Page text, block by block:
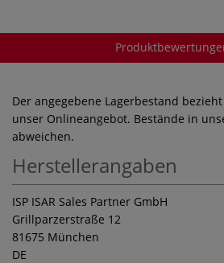
Der angegebene Lagerbestand
unser Onlineangebot. Bestände in
abweichen.
Herstellerangaben
ISP ISAR Sales Partner GmbH
Grillparzerstraße 12
81675 München
DE